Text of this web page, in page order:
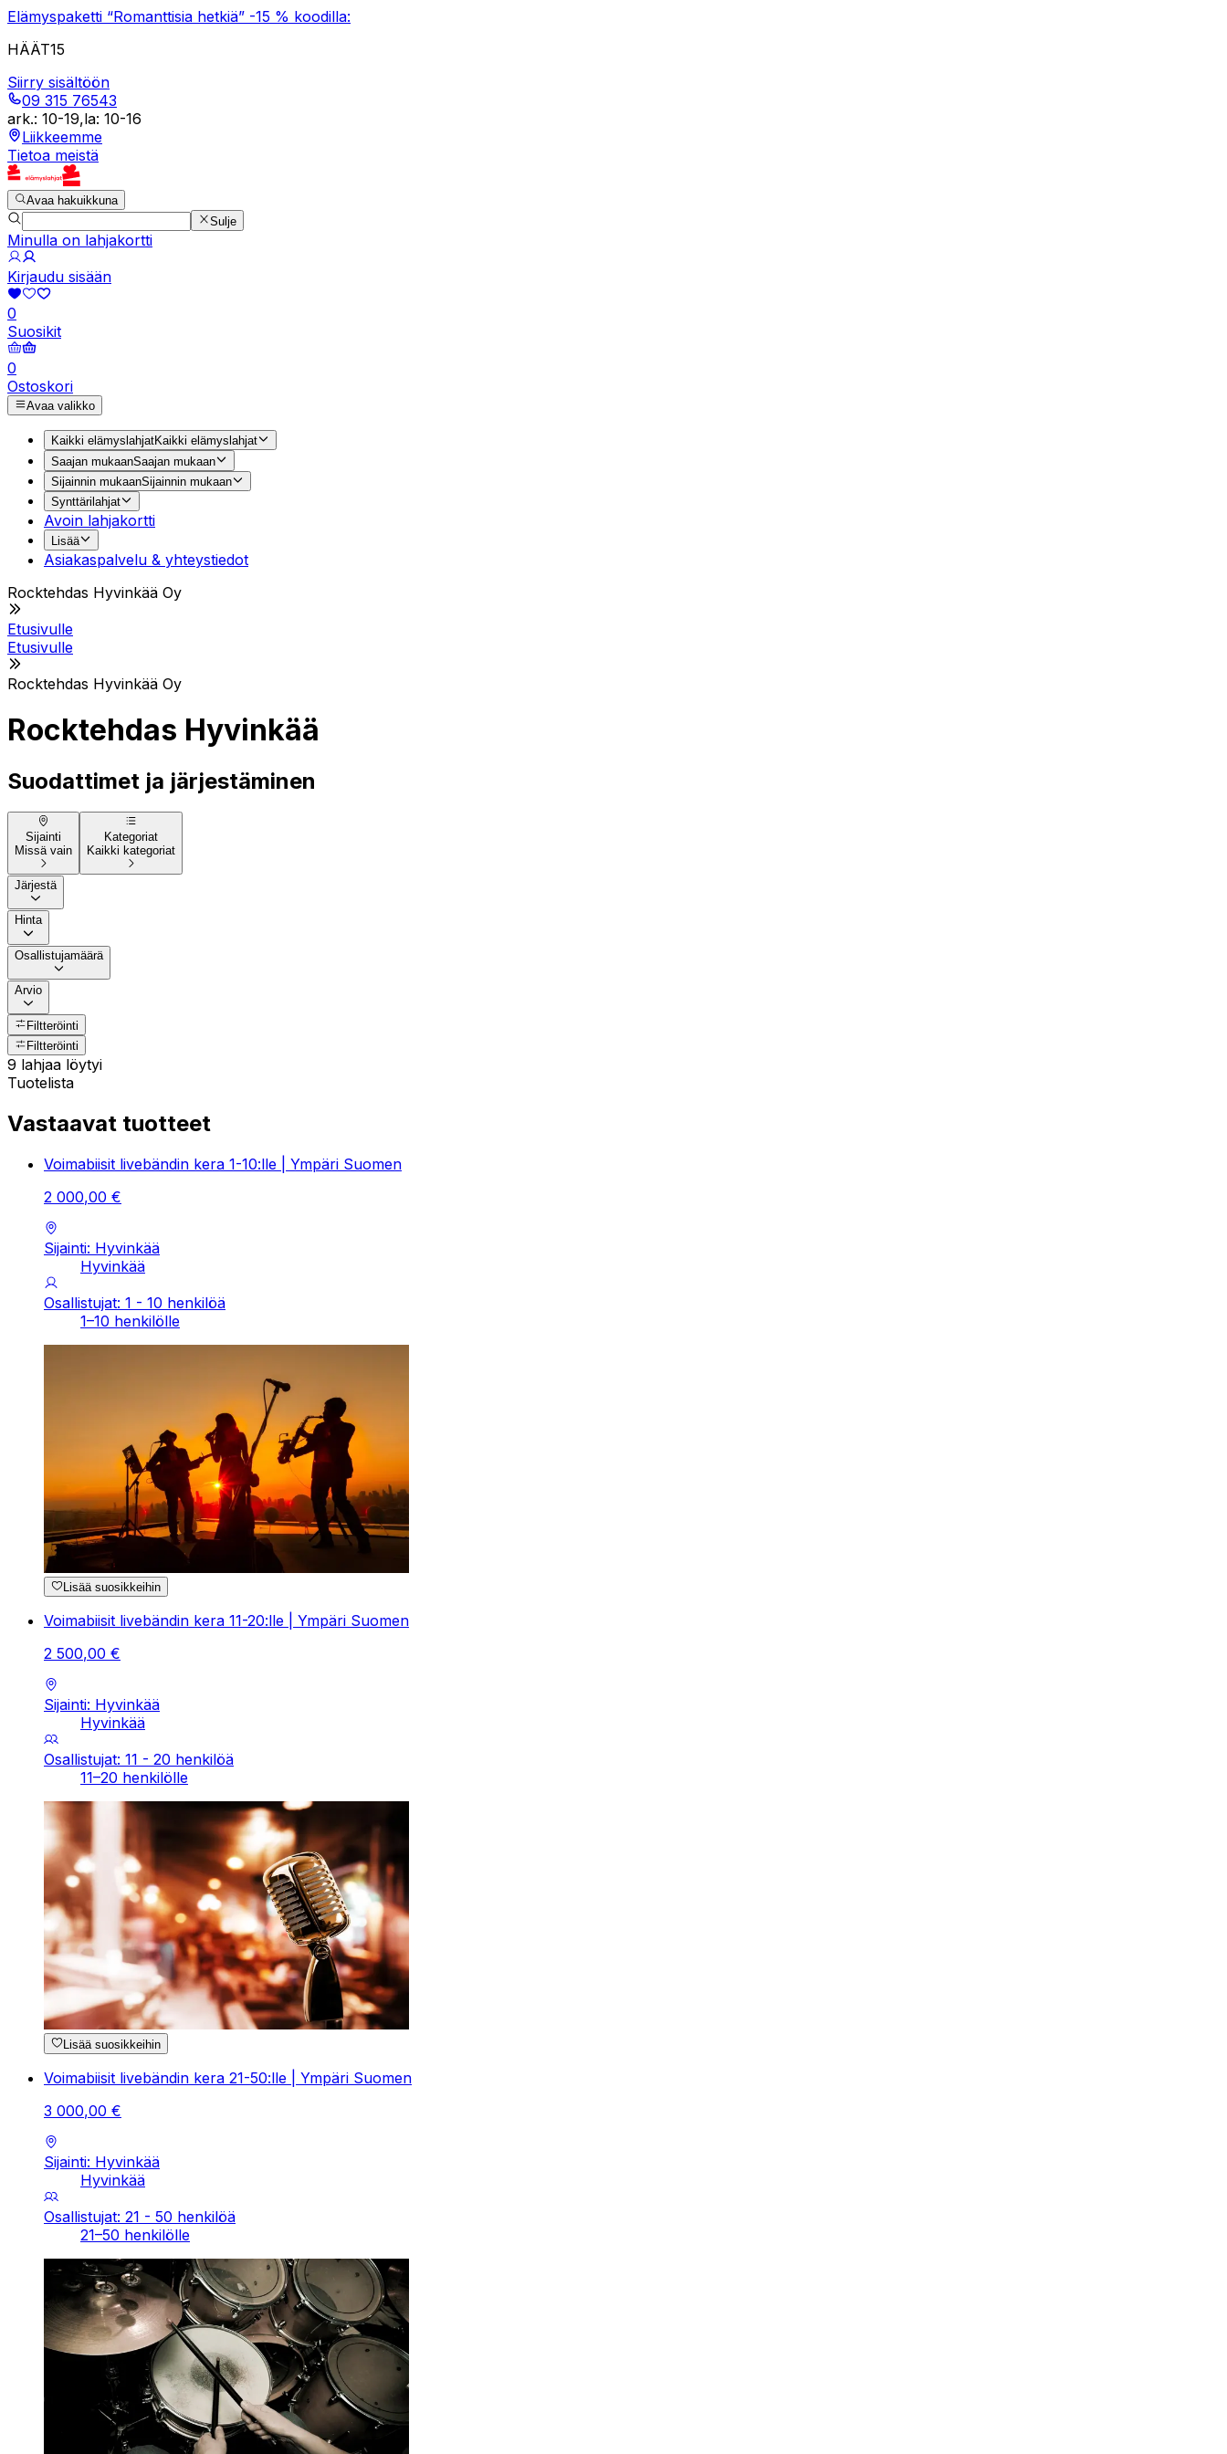
Elämyspaketti “Romanttisia hetkiä” -15 % koodilla:
HÄÄT15
Siirry sisältöön
09 315 76543
ark.: 10-19,la: 10-16
Liikkeemme
Tietoa meistä
Avaa hakuikkuna
Sulje
Minulla on lahjakortti
Kirjaudu sisään
0
Suosikit
0
Ostoskori
Avaa valikko
Kaikki elämyslahjatKaikki elämyslahjat
Saajan mukaanSaajan mukaan
Sijainnin mukaanSijainnin mukaan
Synttärilahjat
Avoin lahjakortti
Lisää
Asiakaspalvelu & yhteystiedot
Rocktehdas Hyvinkää Oy
Etusivulle
Etusivulle
Rocktehdas Hyvinkää Oy
Rocktehdas Hyvinkää
Suodattimet ja järjestäminen
Sijainti
Missä vain
Kategoriat
Kaikki kategoriat
Järjestä
Hinta
Osallistujamäärä
Arvio
Filtteröinti
Filtteröinti
9 lahjaa löytyi
Tuotelista
Vastaavat tuotteet
Voimabiisit livebändin kera 1-10:lle | Ympäri Suomen
2 000,00 €
Sijainti: Hyvinkää
Hyvinkää
Osallistujat: 1 - 10 henkilöä
1–10 henkilölle
Lisää suosikkeihin
Voimabiisit livebändin kera 11-20:lle | Ympäri Suomen
2 500,00 €
Sijainti: Hyvinkää
Hyvinkää
Osallistujat: 11 - 20 henkilöä
11–20 henkilölle
Lisää suosikkeihin
Voimabiisit livebändin kera 21-50:lle | Ympäri Suomen
3 000,00 €
Sijainti: Hyvinkää
Hyvinkää
Osallistujat: 21 - 50 henkilöä
21–50 henkilölle